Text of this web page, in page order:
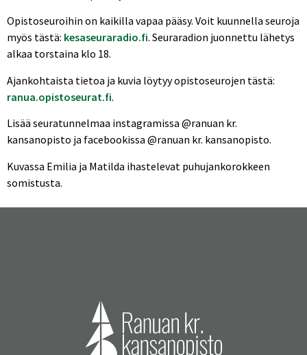
Opistoseuroihin on kaikilla vapaa pääsy. Voit kuunnella seuroja
myös tästä: kesaseuraradio.fi. Seuraradion juonnettu lähetys
alkaa torstaina klo 18.
Ajankohtaista tietoa ja kuvia löytyy opistoseurojen tästä:
ranua.opistoseurat.fi.
Lisää seuratunnelmaa instagramissa @ranuan kr.
kansanopisto ja facebookissa @ranuan kr. kansanopisto.
Kuvassa Emilia ja Matilda ihastelevat puhujankorokkeen
somistusta.